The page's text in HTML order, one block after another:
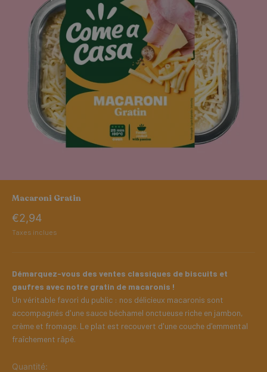
Macaroni Gratin
Prix de vente
€2,94
Taxes inclues
Démarquez-vous des ventes classiques de biscuits et
gaufres avec notre gratin de macaronis !
Un véritable favori du public : nos délicieux macaronis sont
accompagnés d'une sauce béchamel onctueuse riche en jambon,
crème et fromage. Le plat est recouvert d'une couche d'emmental
fraîchement râpé.
Quantité: